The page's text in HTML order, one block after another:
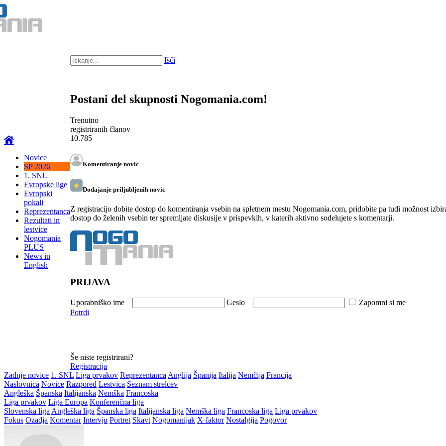
Novice
SP 2026
1. SNL
Evropske lige
Evropski
pokali
Reprezentanca
Rezultati in
lestvice
Nogomania
PLUS
News in
English
Išči
Postani del skupnosti Nogomania.com!
Trenutno
registriranih članov
10.785
Komentiranje novic
Dodajanje priljubljenih novic
Z registracijo dobite dostop do komentiranja vsebin na spletnem mestu Nogomania.com, pridobite pa tudi možnost
dostop do želenih vsebin ter spremljate diskusije v prispevkih, v katerih aktivno sodelujete s komentarji.
PRIJAVA
Uporabniško ime Geslo Zapomni si me
Potrdi
Še niste registrirani?
Registracija
Zadnje novice 1. SNL Liga prvakov Reprezentanca Anglija Španija Italija Nemčija Francija
Naslovnica Novice Razpored Lestvica Seznam strelcev
Angleška Španska Italijanska Nemška Francoska
Liga prvakov Liga Europa Konferenčna liga
Slovenska liga Angleška liga Španska liga Italijanska liga Nemška liga Francoska liga Liga prvakov
Fokus Ozadja Komentar Intervju Portret Skavt Nogomanijak X-faktor Nostalgija Pogovor